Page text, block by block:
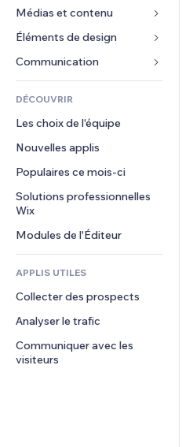
Données analytiques
Réseaux sociaux
Classement de sites
E-mail
Expédition et livraison
Boutons Vente
Comptabilité
Coupons et fidélisation
Solutions d'entreposage
Financement participatif
Alimentation et boissons
Hôtels
Événements
Restaurants
Immobilier
Réservations
Médias et contenu
Galerie
Musique
Podcasts
Photographie
Vidéo
PDF
Partage de fichiers
Actualités
Services de contenu
Effets de texte
Éléments de design
Cartes et navigation
Confidentialité
Horloge
Modèles de pages
Effets sur images
Boutons et menus
Bannières et badges
Calculateurs
Rechercher
Formulaires
Sondages
Chat
Commentaires
Téléphone
Communauté
Avis et commentaires
DÉCOUVRIR
Les choix de l'équipe
Nouvelles applis
Populaires ce mois‑ci
Solutions professionnelles
Wix
Modules de l'Éditeur
APPLIS UTILES
Collecter des prospects
Analyser le trafic
Communiquer avec les
visiteurs